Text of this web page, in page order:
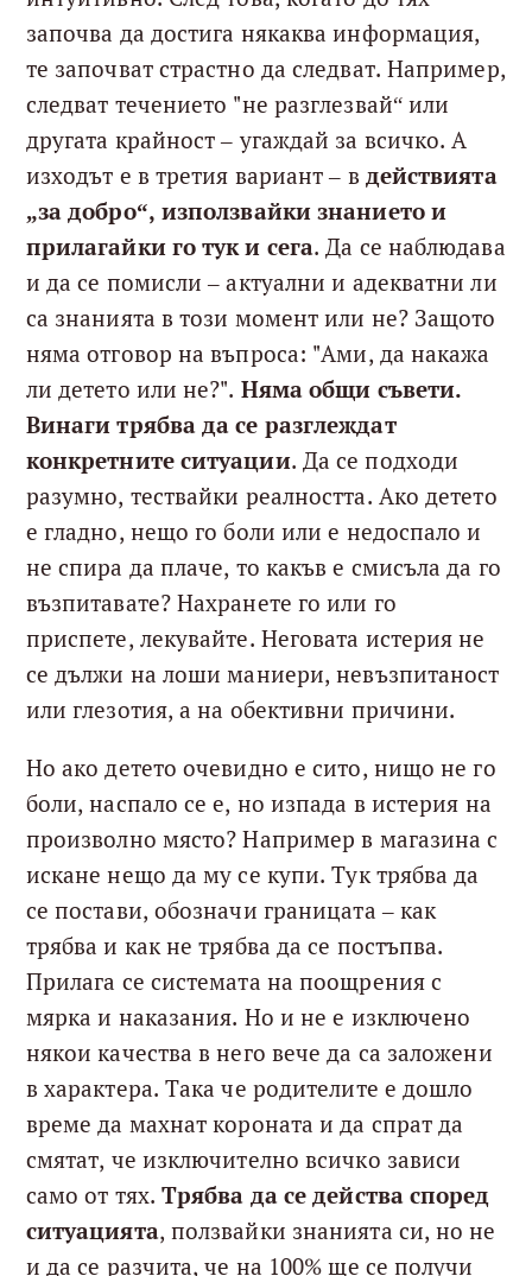
започва да достига някаква информация,
те започват страстно да следват. Например,
следват течението "не разглезвай“ или
другата крайност – угаждай за всичко. А
изходът е в третия вариант – в действията
„за добро“, използвайки знанието и
прилагайки го тук и сега. Да се наблюдава
и да се помисли – актуални и адекватни ли
са знанията в този момент или не? Защото
няма отговор на въпроса: "Ами, да накажа
ли детето или не?". Няма общи съвети.
Винаги трябва да се разглеждат
конкретните ситуации. Да се подходи
разумно, тествайки реалността. Ако детето
е гладно, нещо го боли или е недоспало и
не спира да плаче, то какъв е смисъла да го
възпитавате? Нахранете го или го
приспете, лекувайте. Неговата истерия не
се дължи на лоши маниери, невъзпитаност
или глезотия, а на обективни причини.
Но ако детето очевидно е сито, нищо не го
боли, наспало се е, но изпада в истерия на
произволно място? Например в магазина с
искане нещо да му се купи. Тук трябва да
се постави, обозначи границата – как
трябва и как не трябва да се постъпва.
Прилага се системата на поощрения с
мярка и наказания. Но и не е изключено
някои качества в него вече да са заложени
в характера. Така че родителите е дошло
време да махнат короната и да спрат да
смятат, че изключително всичко зависи
само от тях. Трябва да се действа според
ситуацията, ползвайки знанията си, но не
и да се разчита, че на 100% ще се получи